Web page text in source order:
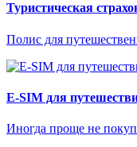
Туристическая
Полис для
E-SIM для
Иногда проще не